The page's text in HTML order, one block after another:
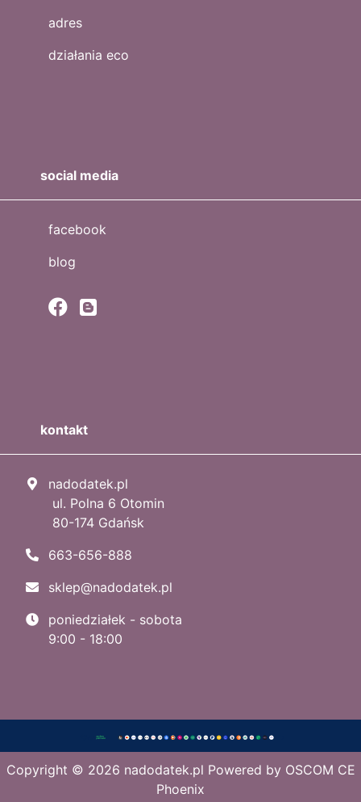
adres
działania eco
social media
facebook
blog
kontakt
nadodatek.pl
ul. Polna 6 Otomin
80-174 Gdańsk
663-656-888
sklep@nadodatek.pl
poniedziałek - sobota
9:00 - 18:00
Copyright © 2026 nadodatek.pl Powered by OSCOM CE
Phoenix